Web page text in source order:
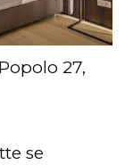
27,
se